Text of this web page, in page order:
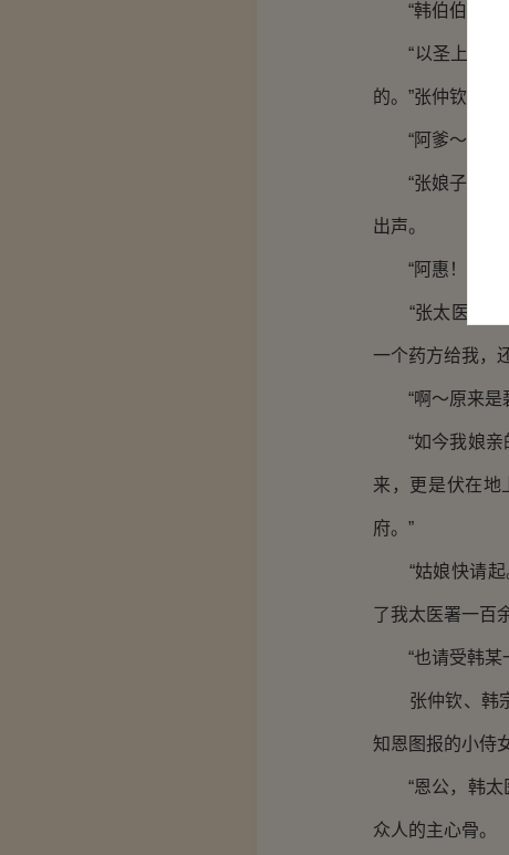
“韩伯伯，你说
“以圣上的爱
的。”张仲钦沉声
“阿爹～”阿惠
“张娘子，你若
出声。
“阿惠！”张仲
“张太医！”碧
一个药方给我，
“啊～原来是碧
“如今我娘亲的
来，更是伏在地
府。”
“姑娘快请起。
了我太医署一百
“也请受韩某
张仲钦、韩宗
知恩图报的小侍
“恩公，韩太医
众人的主心骨。